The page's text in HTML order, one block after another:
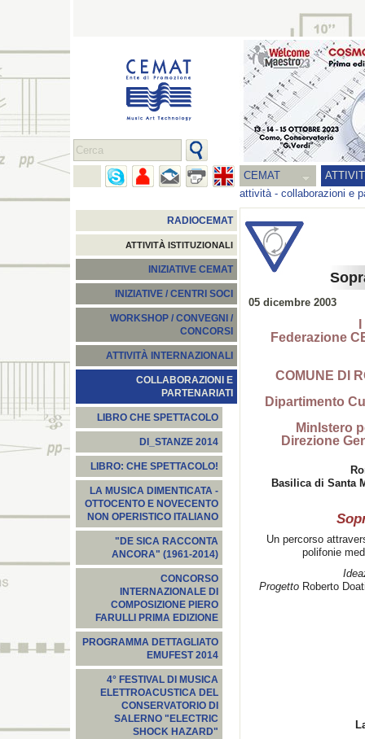
CEMAT
attività- collaborazioni e
RADIOCEMAT
ATTIVITÀ ISTITUZIONALI
INIZIATIVE CEMAT
INIZIATIVE / CENTRI SOCI
WORKSHOP / CONVEGNI /
CONCORSI
ATTIVITÀ INTERNAZIONALI
COLLABORAZIONI E
PARTENARIATI
LIBRO CHE SPETTACOLO
DI_STANZE 2014
LIBRO: CHE SPETTACOLO!
LA MUSICA DIMENTICATA -
OTTOCENTO E NOVECENTO
NON OPERISTICO ITALIANO
"DE SICA RACCONTA
ANCORA" (1961-2014)
CONCORSO
INTERNAZIONALE DI
COMPOSIZIONE PIERO
FARULLI PRIMA EDIZIONE
PROGRAMMA DETTAGLIATO
EMUFEST 2014
4° FESTIVAL DI MUSICA
ELETTROACUSTICA DEL
CONSERVATORIO DI
SALERNO "ELECTRIC
SHOCK HAZARD"
05 dicembre 2003
Federazione
COMUNE DI
Dipartimento
MinIstero
Direzione
Basilica di Santa
Un percorso
polifonie
ProgettoRoberto